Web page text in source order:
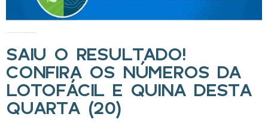
SAIU O RESULTADO!
CONFIRA OS NÚMEROS DA
LOTOFÁCIL E QUINA DESTA
QUARTA (20)